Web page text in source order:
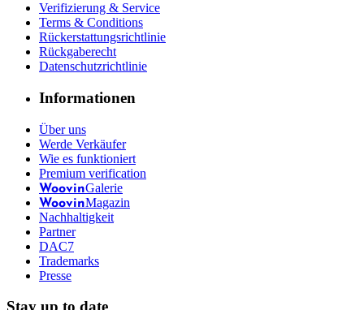
Verifizierung & Service
Terms & Conditions
Rückerstattungsrichtlinie
Rückgaberecht
Datenschutzrichtlinie
Informationen
Über uns
Werde Verkäufer
Wie es funktioniert
Premium verification
WoovinGalerie
WoovinMagazin
Nachhaltigkeit
Partner
DAC7
Trademarks
Presse